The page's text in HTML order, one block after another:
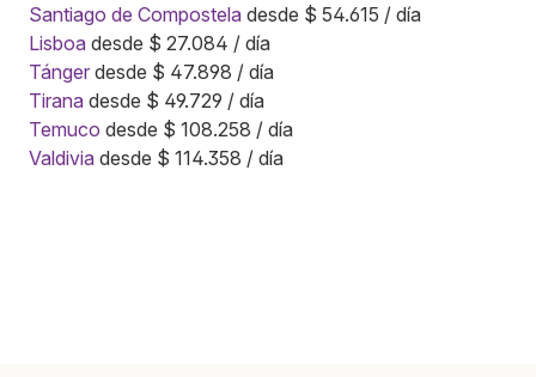
Santiago de Compostela desde $ 54.615 / día
Lisboa desde $ 27.084 / día
Tánger desde $ 47.898 / día
Tirana desde $ 49.729 / día
Temuco desde $ 108.258 / día
Valdivia desde $ 114.358 / día